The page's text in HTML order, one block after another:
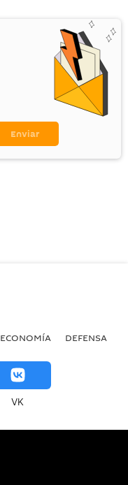
ECONOMÍA DEFENSA
VK